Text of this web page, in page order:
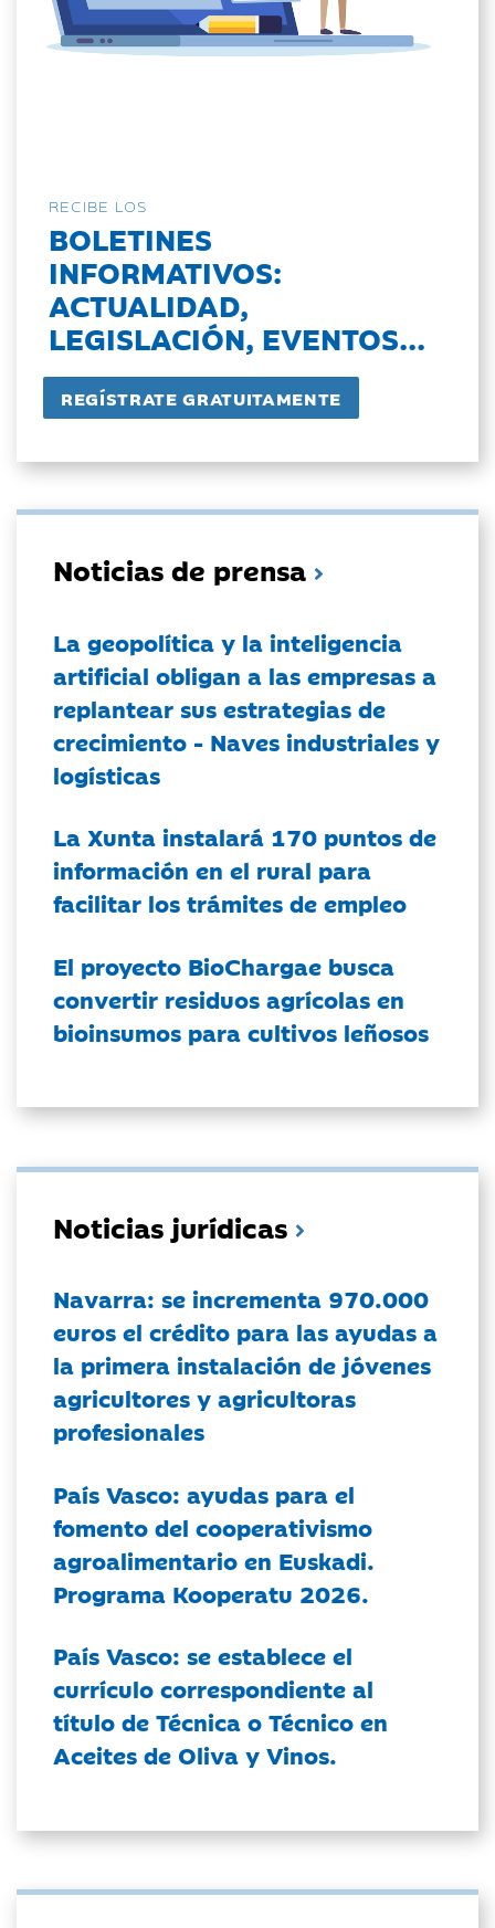
RECIBE LOS
BOLETINES
INFORMATIVOS:
ACTUALIDAD,
LEGISLACIÓN, EVENTOS...
Noticias de prensa
La geopolítica y la inteligencia
artificial obligan a las empresas a
replantear sus estrategias de
crecimiento - Naves industriales y
logísticas
La Xunta instalará 170 puntos de
información en el rural para
facilitar los trámites de empleo
El proyecto BioChargae busca
convertir residuos agrícolas en
bioinsumos para cultivos leñosos
Noticias jurídicas
Navarra: se incrementa 970.000
euros el crédito para las ayudas a
la primera instalación de jóvenes
agricultores y agricultoras
profesionales
País Vasco: ayudas para el
fomento del cooperativismo
agroalimentario en Euskadi.
Programa Kooperatu 2026.
País Vasco: se establece el
currículo correspondiente al
título de Técnica o Técnico en
Aceites de Oliva y Vinos.